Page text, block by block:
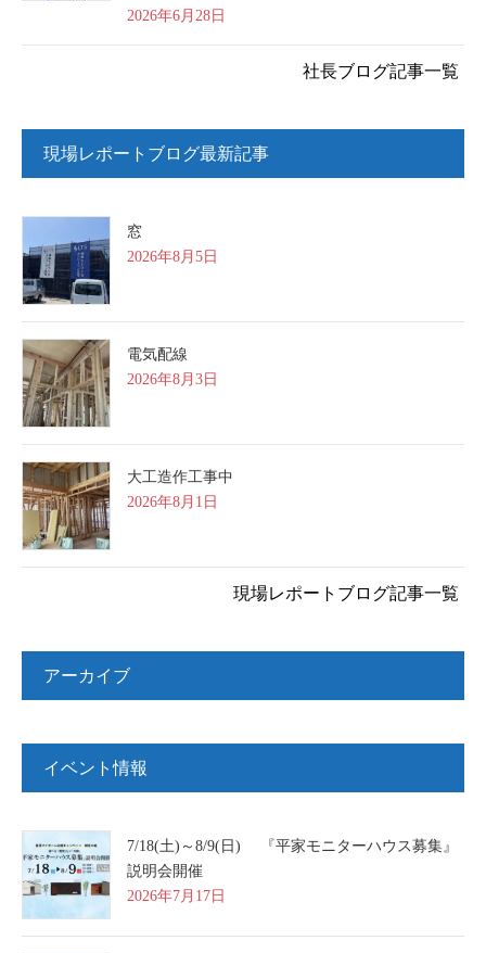
2026年6月28日
社長ブログ記事一覧
現場レポートブログ最新記事
窓
2026年8月5日
電気配線
2026年8月3日
大工造作工事中
2026年8月1日
現場レポートブログ記事一覧
アーカイブ
イベント情報
7/18(土)～8/9(日) 『平家モニターハウス募集』
説明会開催
2026年7月17日